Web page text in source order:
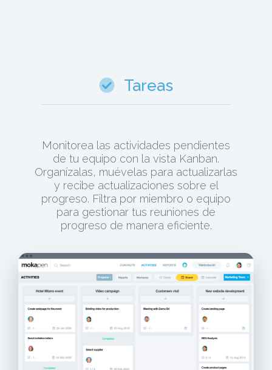
Tareas
Monitorea las actividades pendientes
de tu equipo con la vista Kanban.
Organízalas, muévelas para actualizarlas
y recibe actualizaciones sobre el
progreso. Filtra por miembro o equipo
para gestionar tus reuniones de
progreso de manera eficiente.